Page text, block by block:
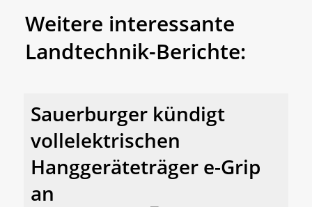
Weitere interessante
Landtechnik-Berichte:
Sauerburger kündigt
vollelektrischen
Hanggeräteträger e-Grip
an